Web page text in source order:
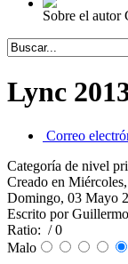
Sobre el autor
Lync
Correo
Categoría de nivel
Creado en
Domingo, 03 Mayo
Escrito por
Ratio: / 0
Malo